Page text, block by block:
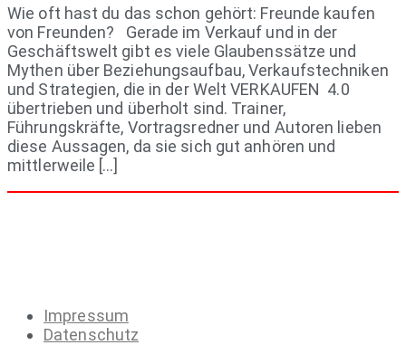
Wie oft hast du das schon gehört: Freunde kaufen
von Freunden? Gerade im Verkauf und in der
Geschäftswelt gibt es viele Glaubenssätze und
Mythen über Beziehungsaufbau, Verkaufstechniken
und Strategien, die in der Welt VERKAUFEN 4.0
übertrieben und überholt sind. Trainer,
Führungskräfte, Vortragsredner und Autoren lieben
diese Aussagen, da sie sich gut anhören und
mittlerweile […]
Impressum
Datenschutz